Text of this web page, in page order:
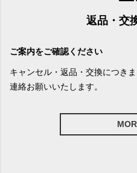
返品・交
ご案内をご確認ください
キャンセル・返品・交換につき
連絡お願いいたします。